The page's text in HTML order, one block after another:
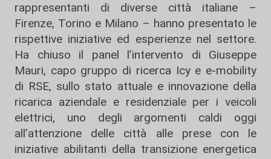
rappresentanti di diverse città italiane –
Firenze, Torino e Milano – hanno presentato le
rispettive iniziative ed esperienze nel settore.
Ha chiuso il panel l’intervento di Giuseppe
Mauri, capo gruppo di ricerca Icy e e-mobility
di RSE, sullo stato attuale e innovazione della
ricarica aziendale e residenziale per i veicoli
elettrici, uno degli argomenti caldi oggi
all’attenzione delle città alle prese con le
iniziative abilitanti della transizione energetica